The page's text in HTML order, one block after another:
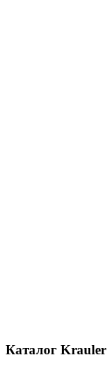
Каталог Krauler